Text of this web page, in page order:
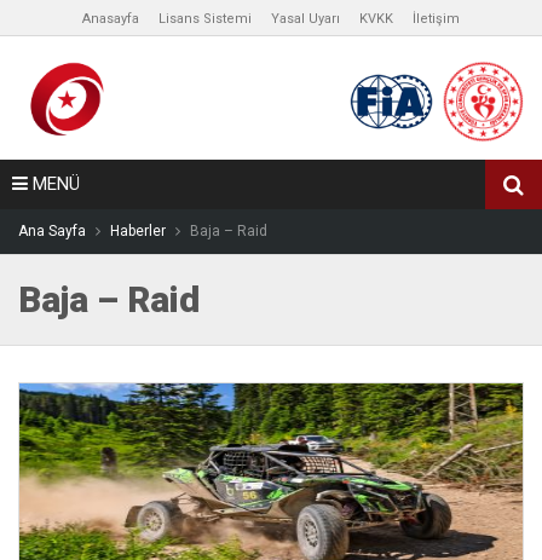
Anasayfa Lisans Sistemi Yasal Uyarı KVKK İletişim
MENÜ
Ana Sayfa Haberler Baja – Raid
Baja – Raid